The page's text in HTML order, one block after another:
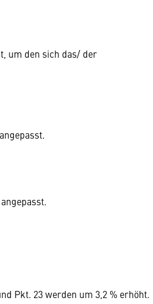
um den sich das/ der
Pkt. 23 werden um 3,2 % erhöht.